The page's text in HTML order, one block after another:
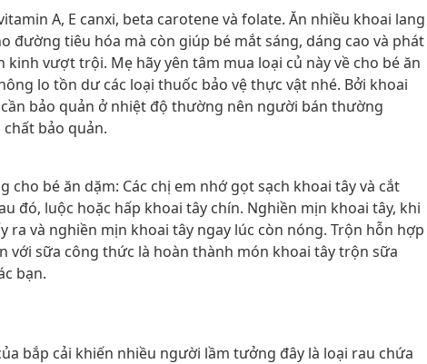
A, E canxi, beta carotene và folate. Ăn nhiều khoai lang
đường tiêu hóa mà còn giúp bé mắt sáng, dáng cao và phát
vượt trội. Mẹ hãy yên tâm mua loại củ này về cho bé ăn
lo tồn dư các loại thuốc bảo vệ thực vật nhé. Bởi khoai
bảo quản ở nhiệt độ thường nên người bán thường
bảo quản.
cho bé ăn dặm: Các chị em nhớ gọt sạch khoai tây và cắt
đó, luộc hoặc hấp khoai tây chín. Nghiền mịn khoai tây, khi
ra và nghiền mịn khoai tây ngay lúc còn nóng. Trộn hỗn hợp
với sữa công thức là hoàn thành món khoai tây trộn sữa
bạn.
bắp cải khiến nhiều người lầm tưởng đây là loại rau chứa